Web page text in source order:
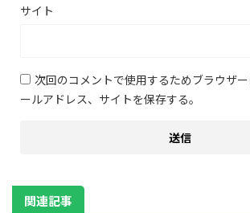
サイト
次回のコメントで使用するためブラウザ
ールアドレス、サイトを保存する。
関連記事